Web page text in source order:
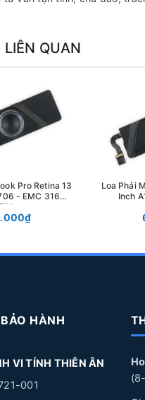
QUAN
Pro Retina 13
- EMC 3163 -
Loa Phải
Inch
HÀNH
VI TÍNH THIÊN ÂN
001